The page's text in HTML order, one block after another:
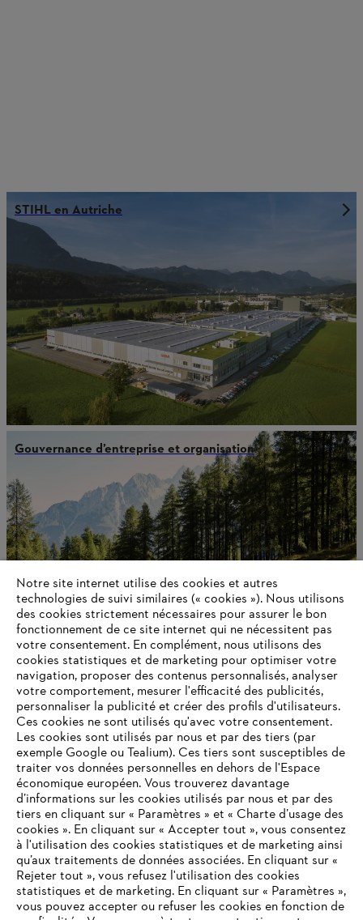
STIHL en Autriche
Gouvernance d’entreprise et organisation
À propos de STIHL
Informations pour les fournisseurs
Produits
Contact
Carrière
Système d'alerte
Notre site internet utilise des cookies et autres
technologies de suivi similaires (« cookies »). Nous utilisons
des cookies strictement nécessaires pour assurer le bon
fonctionnement de ce site internet qui ne nécessitent pas
votre consentement. En complément, nous utilisons des
cookies statistiques et de marketing pour optimiser votre
navigation, proposer des contenus personnalisés, analyser
votre comportement, mesurer l'efficacité des publicités,
personnaliser la publicité et créer des profils d'utilisateurs.
Ces cookies ne sont utilisés qu'avec votre consentement.
Les cookies sont utilisés par nous et par des tiers (par
exemple Google ou Tealium). Ces tiers sont susceptibles de
traiter vos données personnelles en dehors de l'Espace
économique européen. Vous trouverez davantage
d’informations sur les cookies utilisés par nous et par des
tiers en cliquant sur « Paramètres » et « Charte d’usage des
cookies ». En cliquant sur « Accepter tout », vous consentez
à l'utilisation des cookies statistiques et de marketing ainsi
qu’aux traitements de données associées. En cliquant sur «
Rejeter tout », vous refusez l'utilisation des cookies
statistiques et de marketing. En cliquant sur « Paramètres »,
vous pouvez accepter ou refuser les cookies en fonction de